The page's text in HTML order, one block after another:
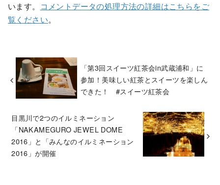
います。
コメントデータの処理方法の詳細はこちらをご
覧ください。
「第3回スイーツ紅茶会in武蔵浦和」に
参加！美味しい紅茶とスイーツを楽しん
できた！ #スイーツ紅茶会
目黒川で2つのイルミネーション
「NAKAMEGURO JEWEL DOME
2016」と「みんなのイルミネーション
2016」が開催